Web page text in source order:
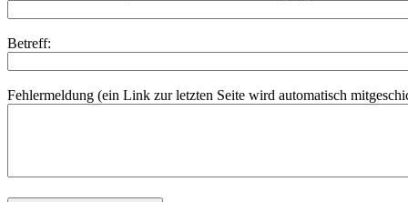
Betreff:
Fehlermeldung (ein Link zur letzten Seite wird automatisch